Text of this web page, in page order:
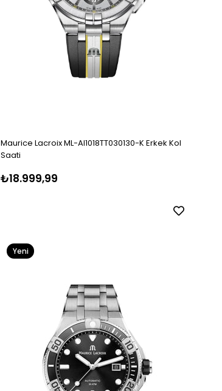
Maurice Lacroix ML-AI1018TT030130-K Erkek Kol
Saati
₺18.999,99
Yeni